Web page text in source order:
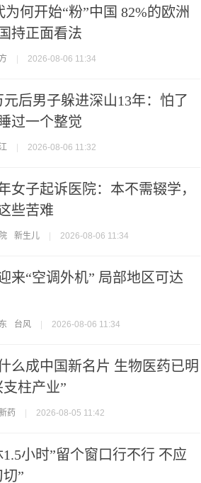
为何开始“粉”中国 82%的欧洲
持正面看法
2026-08-06 11:34
元后男子躲进深山13年：怕了
过一个整觉
2026-08-06 11:32
女子起诉医院：本不需辍学，
些苦难
新生儿 2026-08-06 11:34
来“空调外机” 局部地区可达
台风 2026-08-06 11:34
么成中国新名片 生物医药已明
柱产业”
药 2026-08-05 11:42
1.5小时”留个窗口行不行 不应
”